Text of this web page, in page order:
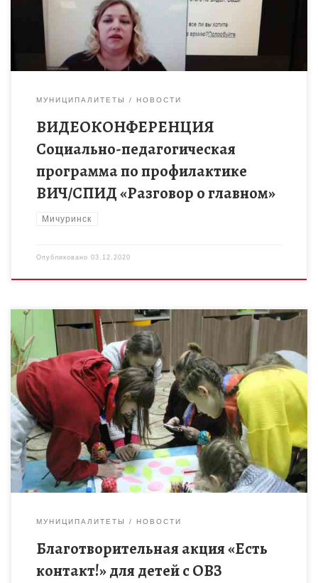
алкоголизма, табакокурения, […]
МУНИЦИПАЛИТЕТЫ НОВОСТИ
ВИДЕОКОНФЕРЕНЦИЯ
Социально-педагогическая
программа по профилактике
ВИЧ/СПИД «Разговор о главном»
Мичуринск
Опубликовано 03.12.2020
02.12.20 волонтерским отрядом «Юные мичуринцы» МБОУ ДО
«Центр детского творчества» была проведена традиционная
благотворительная акция «Есть контакт» в рамках проекта
«Шаг навстречу», в ходе которой […]
МУНИЦИПАЛИТЕТЫ НОВОСТИ
Благотворительная акция «Есть
контакт!» для детей с ОВЗ